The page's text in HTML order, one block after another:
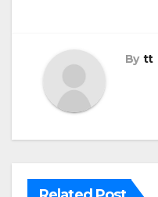
By tt